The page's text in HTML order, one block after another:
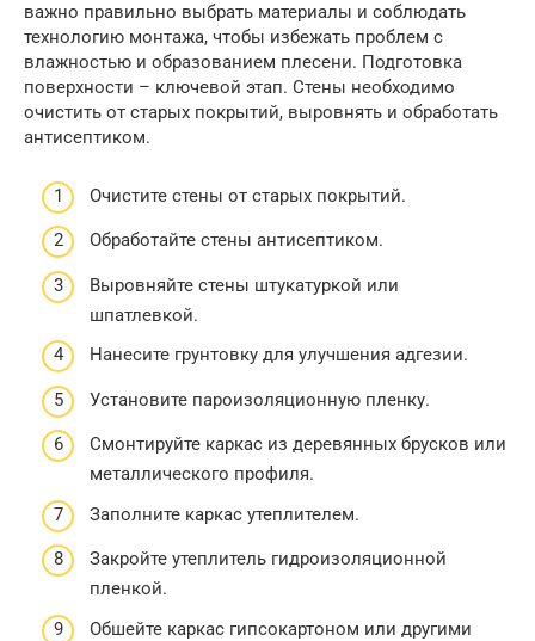
важно правильно выбрать материалы и соблюдать
технологию монтажа, чтобы избежать проблем с
влажностью и образованием плесени. Подготовка
поверхности – ключевой этап. Стены необходимо
очистить от старых покрытий, выровнять и обработать
антисептиком.
Очистите стены от старых покрытий.
Обработайте стены антисептиком.
Выровняйте стены штукатуркой или
шпатлевкой.
Нанесите грунтовку для улучшения адгезии.
Установите пароизоляционную пленку.
Смонтируйте каркас из деревянных брусков или
металлического профиля.
Заполните каркас утеплителем.
Закройте утеплитель гидроизоляционной
пленкой.
Обшейте каркас гипсокартоном или другими